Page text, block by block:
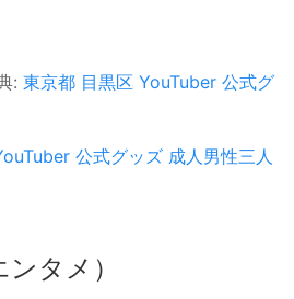
: 東京都 目黒区 YouTuber 公式グ
公式グッズ 成人男性三人
タメ）